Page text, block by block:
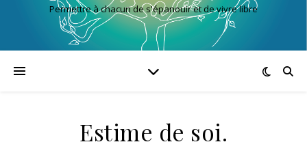
Permettre à chacun de s'épanouir et de vivre libre
Estime de soi.